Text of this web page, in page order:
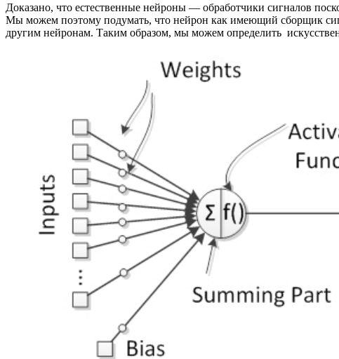
Доказано, что естественные нейроны — обработчики сигналов
Мы можем поэтому подумать, что нейрон как имеющий сборщик
другим нейронам. Таким образом, мы можем определить